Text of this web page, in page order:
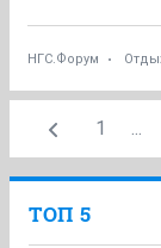
НГС.Форум
1 ...
ТОП 5